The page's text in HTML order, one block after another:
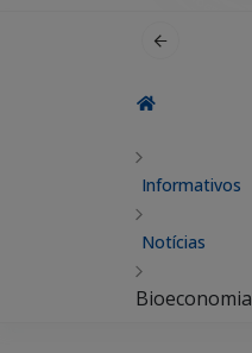
Informativos
Notícias